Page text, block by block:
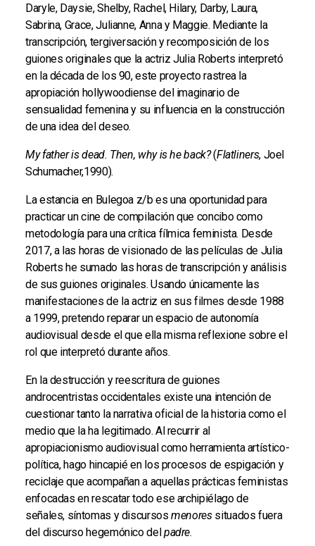
Daryle, Daysie, Shelby, Rachel, Hilary, Darby, Laura,
Sabrina, Grace, Julianne, Anna y Maggie. Mediante la
transcripción, tergiversación y recomposición de los
guiones originales que la actriz Julia Roberts interpretó
en la década de los 90, este proyecto rastrea la
apropiación hollywoodiense del imaginario de
sensualidad femenina y su influencia en la construcción
de una idea del deseo.
My father is dead. Then, why is he back?(Flatliners, Joel
Schumacher,1990).
La estancia en Bulegoa z/b es una oportunidad para
practicar un cine de compilación que concibo como
metodología para una crítica fílmica feminista. Desde
2017, a las horas de visionado de las películas de Julia
Roberts he sumado las horas de transcripción y análisis
de sus guiones originales. Usando únicamente las
manifestaciones de la actriz en sus filmes desde 1988
a 1999, pretendo reparar un espacio de autonomía
audiovisual desde el que ella misma reflexione sobre el
rol que interpretó durante años.
En la destrucción y reescritura de guiones
androcentristas occidentales existe una intención de
cuestionar tanto la narrativa oficial de la historia como el
medio que la ha legitimado. Al recurrir al
apropiacionismo audiovisual como herramienta artístico-
política, hago hincapié en los procesos de espigación y
reciclaje que acompañan a aquellas prácticas feministas
enfocadas en rescatar todo ese archipiélago de
señales, síntomas y discursosmenoressituados fuera
del discurso hegemónico delpadre.